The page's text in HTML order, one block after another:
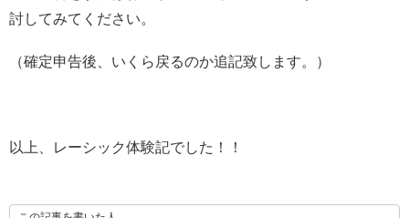
討してみてください。
（確定申告後、いくら戻るのか追記致します。）
以上、レーシック体験記でした！！